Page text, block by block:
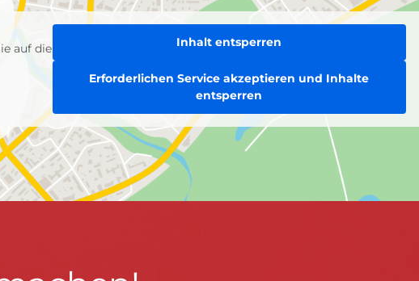
auf die
Inhalt entsperren
Erforderlichen Service akzeptieren und Inhalte
entsperren